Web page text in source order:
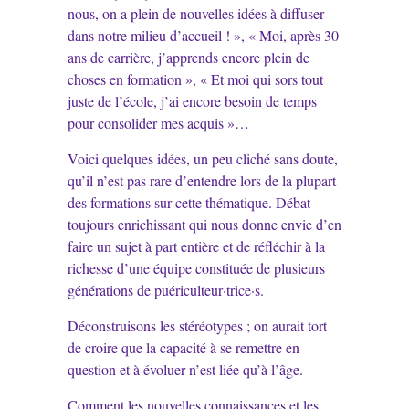
nous, on a plein de nouvelles idées à diffuser
dans notre milieu d’accueil ! », « Moi, après 30
ans de carrière, j’apprends encore plein de
choses en formation », « Et moi qui sors tout
juste de l’école, j’ai encore besoin de temps
pour consolider mes acquis »…
Voici quelques idées, un peu cliché sans doute,
qu’il n’est pas rare d’entendre lors de la plupart
des formations sur cette thématique. Débat
toujours enrichissant qui nous donne envie d’en
faire un sujet à part entière et de réfléchir à la
richesse d’une équipe constituée de plusieurs
générations de puériculteur·trice·s.
Déconstruisons les stéréotypes ; on aurait tort
de croire que la capacité à se remettre en
question et à évoluer n’est liée qu’à l’âge.
Comment les nouvelles connaissances et les